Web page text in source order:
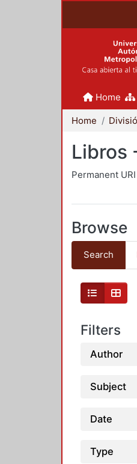
Home
Home
Libros
Permanent
Browse
Search
Filters
Author
Subject
Date
Type